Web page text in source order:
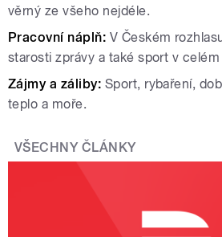
věrný ze všeho nejdéle.
Pracovní náplň: V Českém
starosti zprávy a také sport v
Zájmy a záliby: Sport, rybaření,
teplo a moře.
VŠECHNY ČLÁNKY